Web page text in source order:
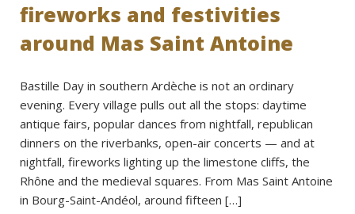
fireworks and festivities
around Mas Saint Antoine
Bastille Day in southern Ardèche is not an ordinary
evening. Every village pulls out all the stops: daytime
antique fairs, popular dances from nightfall, republican
dinners on the riverbanks, open-air concerts — and at
nightfall, fireworks lighting up the limestone cliffs, the
Rhône and the medieval squares. From Mas Saint Antoine
in Bourg-Saint-Andéol, around fifteen […]